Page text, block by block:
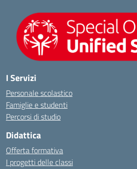
I Servizi
Personale scolastico
Famiglie e studenti
Percorsi di studio
Didattica
Offerta formativa
I progetti delle classi